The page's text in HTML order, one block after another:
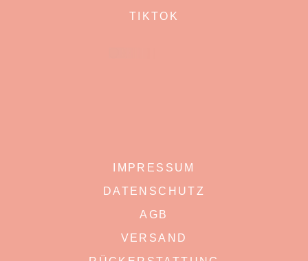
TIKTOK
IMPRESSUM
DATENSCHUTZ
AGB
VERSAND